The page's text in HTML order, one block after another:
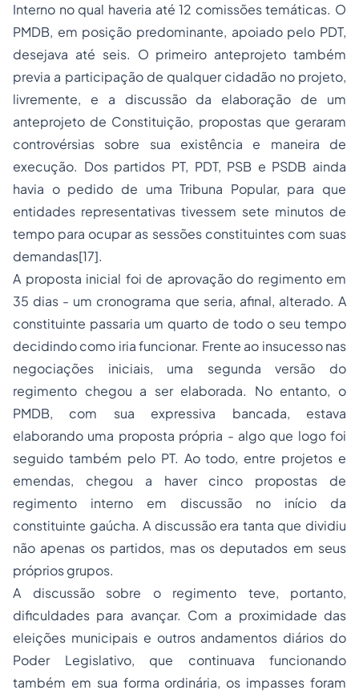
Interno no qual haveria até 12 comissões temáticas. O
PMDB, em posição predominante, apoiado pelo PDT,
desejava até seis. O primeiro anteprojeto também
previa a participação de qualquer cidadão no projeto,
livremente, e a discussão da elaboração de um
anteprojeto de Constituição, propostas que geraram
controvérsias sobre sua existência e maneira de
execução. Dos partidos PT, PDT, PSB e PSDB ainda
havia o pedido de uma Tribuna Popular, para que
entidades representativas tivessem sete minutos de
tempo para ocupar as sessões constituintes com suas
demandas[17].
A proposta inicial foi de aprovação do regimento em
35 dias - um cronograma que seria, afinal, alterado. A
constituinte passaria um quarto de todo o seu tempo
decidindo como iria funcionar. Frente ao insucesso nas
negociações iniciais, uma segunda versão do
regimento chegou a ser elaborada. No entanto, o
PMDB, com sua expressiva bancada, estava
elaborando uma proposta própria - algo que logo foi
seguido também pelo PT. Ao todo, entre projetos e
emendas, chegou a haver cinco propostas de
regimento interno em discussão no início da
constituinte gaúcha. A discussão era tanta que dividiu
não apenas os partidos, mas os deputados em seus
próprios grupos.
A discussão sobre o regimento teve, portanto,
dificuldades para avançar. Com a proximidade das
eleições municipais e outros andamentos diários do
Poder Legislativo, que continuava funcionando
também em sua forma ordinária, os impasses foram